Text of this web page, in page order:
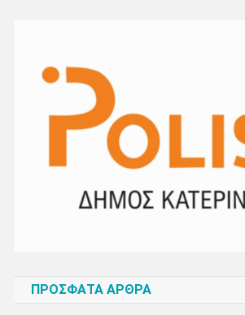
ΠΡΌΣΦΑΤΑ ΆΡΘΡΑ